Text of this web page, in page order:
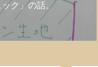
ック」の話。